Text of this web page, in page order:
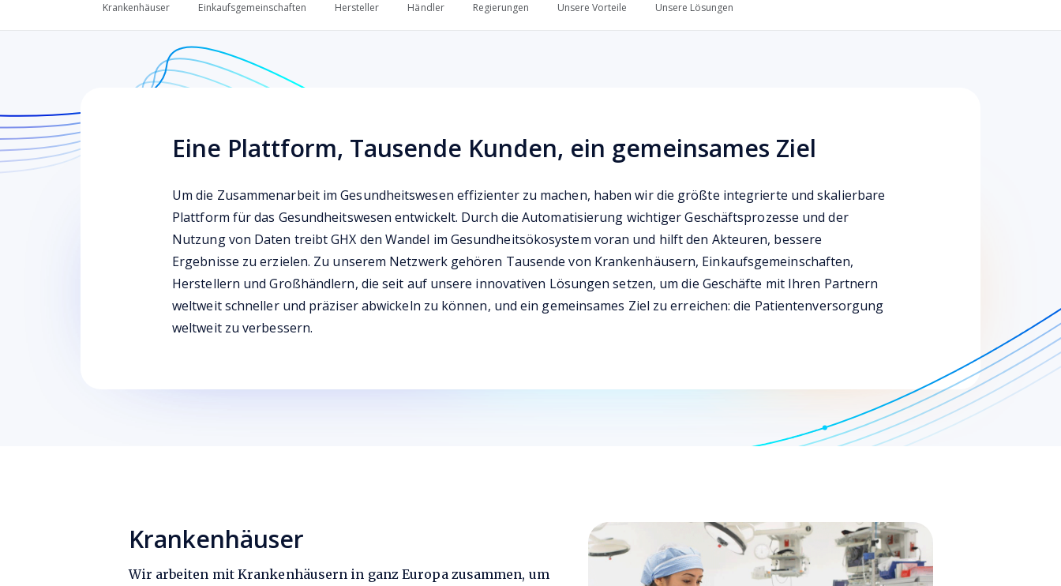
Krankenhäuser Einkaufsgemeinschaften Hersteller Händler Regierungen Unsere Vorteile Unsere Lösungen
Eine Plattform, Tausende Kunden, ein gemeinsames Ziel
Um die Zusammenarbeit im Gesundheitswesen effizienter zu machen, haben wir die größte integrierte und skalierbare
Plattform für das Gesundheitswesen entwickelt. Durch die Automatisierung wichtiger Geschäftsprozesse und der
Nutzung von Daten treibt GHX den Wandel im Gesundheitsökosystem voran und hilft den Akteuren, bessere
Ergebnisse zu erzielen. Zu unserem Netzwerk gehören Tausende von Krankenhäusern, Einkaufsgemeinschaften,
Herstellern und Großhändlern, die seit auf unsere innovativen Lösungen setzen, um die Geschäfte mit Ihren Partnern
weltweit schneller und präziser abwickeln zu können, und ein gemeinsames Ziel zu erreichen: die Patientenversorgung
weltweit zu verbessern.
Krankenhäuser
Wir arbeiten mit Krankenhäusern in ganz Europa zusammen, um